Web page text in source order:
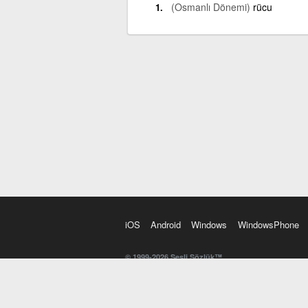
(Osmanlı Dönemi) rücu
iOS Android Windows WindowsPhone
© 1999-2026 Sesli Sözlük™